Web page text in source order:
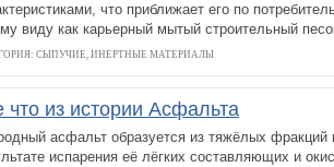
что приближает его по
виду как карьерный мытый строительный
СЫПУЧИЕ, ИНЕРТНЫЕ МАТЕРИАЛЫ
что из истории Асфальта
асфальт образуется из тяжёлых фракций
испарения её лёгких составляющих и